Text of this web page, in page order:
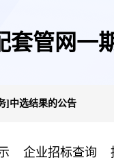
管网一
]中选结果的公告
企业招标查询